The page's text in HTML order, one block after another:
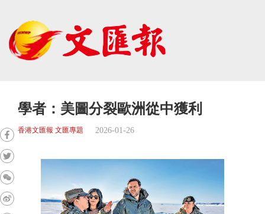
學者：美圖分裂歐洲從中獲利
香港文匯報 文匯專題 2026-01-26